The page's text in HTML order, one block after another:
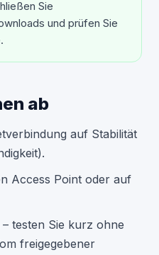
Sie
und prüfen Sie
ab
auf Stabilität
Access Point oder auf
testen Sie kurz ohne
freigegebener